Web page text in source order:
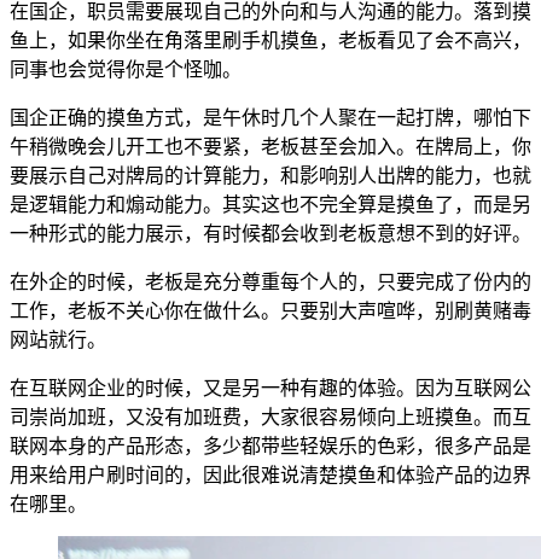
在国企，职员需要展现自己的外向和与人沟通的能力。落到摸
鱼上，如果你坐在角落里刷手机摸鱼，老板看见了会不高兴，
同事也会觉得你是个怪咖。
国企正确的摸鱼方式，是午休时几个人聚在一起打牌，哪怕下
午稍微晚会儿开工也不要紧，老板甚至会加入。在牌局上，你
要展示自己对牌局的计算能力，和影响别人出牌的能力，也就
是逻辑能力和煽动能力。其实这也不完全算是摸鱼了，而是另
一种形式的能力展示，有时候都会收到老板意想不到的好评。
在外企的时候，老板是充分尊重每个人的，只要完成了份内的
工作，老板不关心你在做什么。只要别大声喧哗，别刷黄赌毒
网站就行。
在互联网企业的时候，又是另一种有趣的体验。因为互联网公
司崇尚加班，又没有加班费，大家很容易倾向上班摸鱼。而互
联网本身的产品形态，多少都带些轻娱乐的色彩，很多产品是
用来给用户刷时间的，因此很难说清楚摸鱼和体验产品的边界
在哪里。